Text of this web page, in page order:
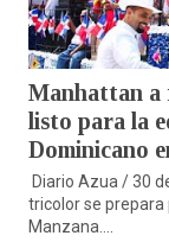
Manhattan a
listo para la
Dominicano
Diario Azua / 30
tricolor se prepara
Manzana....